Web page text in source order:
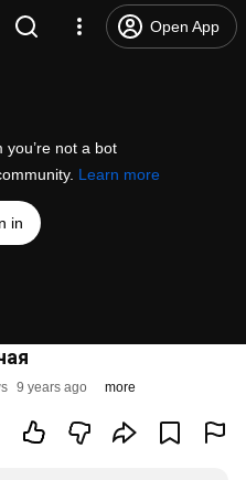
Open App
not a bot
Learn more
in
9 years ago more